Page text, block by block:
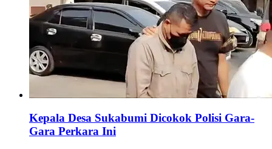
Kepala Desa Sukabumi Dicokok Polisi Gara-
Gara Perkara Ini